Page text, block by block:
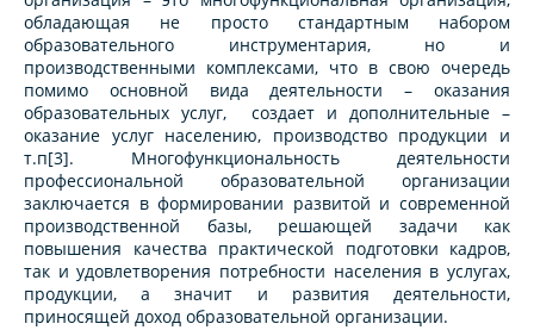
обладающая не просто стандартным набором
образовательного инструментария, но и
производственными комплексами, что в свою очередь
помимо основной вида деятельности – оказания
образовательных услуг, создает и дополнительные –
оказание услуг населению, производство продукции и
т.п[3]. Многофункциональность деятельности
профессиональной образовательной организации
заключается в формировании развитой и современной
производственной базы, решающей задачи как
повышения качества практической подготовки кадров,
так и удовлетворения потребности населения в услугах,
продукции, а значит и развития деятельности,
приносящей доход образовательной организации.